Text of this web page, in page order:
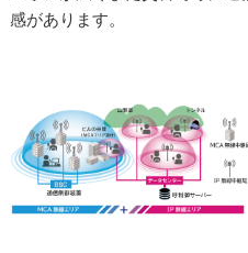
感があります。